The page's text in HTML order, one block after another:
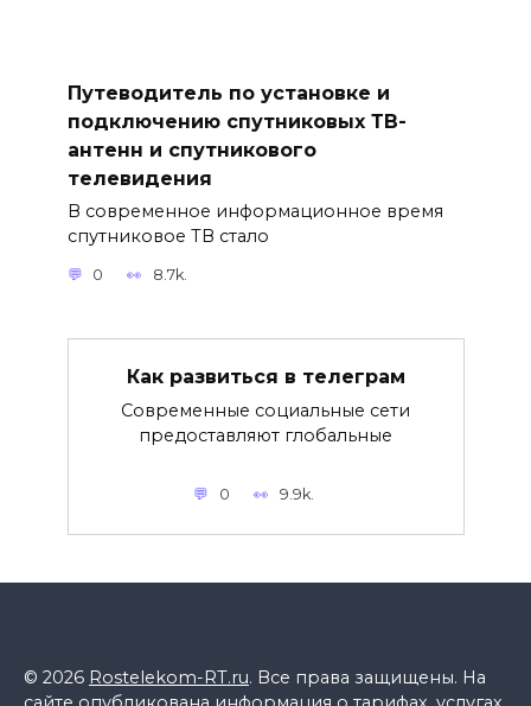
Путеводитель по установке и
подключению спутниковых ТВ-
антенн и спутникового
телевидения
В современное информационное время
спутниковое ТВ стало
0 8.7k.
Как развиться в телеграм
Современные социальные сети
предоставляют глобальные
0 9.9k.
© 2026 Rostelekom-RT.ru. Все права защищены. На